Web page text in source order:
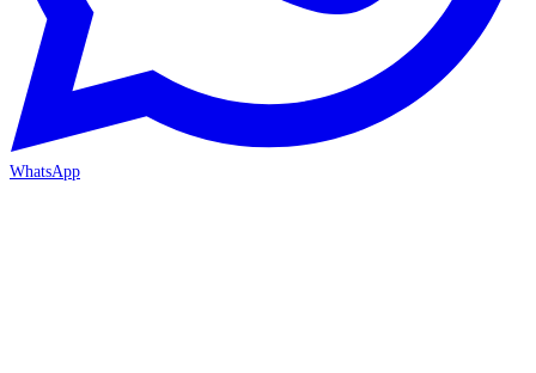
WhatsApp